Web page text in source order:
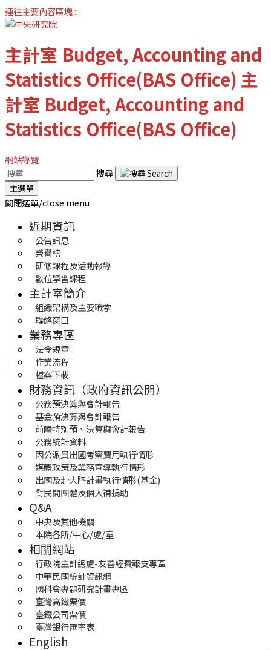
連往主要內容區塊:::
主計室 Budget, Accounting and
Statistics Office(BAS Office) 主
計室 Budget, Accounting and
Statistics Office(BAS Office)
網站導覽
搜尋
主選單
關閉選單/close menu
近期資訊
公告訊息
榮譽榜
研修課程及活動報導
數位學習課程
主計室簡介
組織架構及主要職掌
聯絡窗口
業務專區
法令規章
作業流程
檔案下載
財務資訊（政府資訊公開）
公務預決算與會計報告
基金預決算與會計報告
前瞻特別預、決算與會計報告
公務統計資料
因公派員出國考察費用執行情形
媒體政策及業務宣導執行情形
出國及赴大陸計畫執行情形(基金)
對民間團體及個人補捐助
Q&A
中央及其他機關
本院各所/中心/處/室
相關網站
行政院主計總處-友善經費報支專區
中華民國統計資訊網
國科會專題研究計畫專區
臺灣高鐵票價
臺鐵公司票價
臺灣銀行匯率表
English